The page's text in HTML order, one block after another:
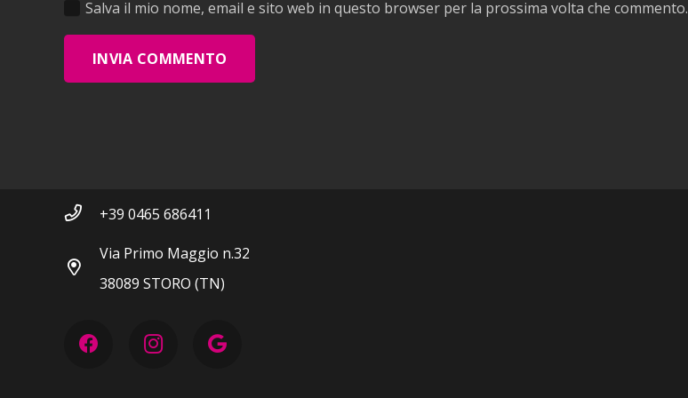
Salva il mio nome, email e sito web in questo browser per la prossima volta che commento.
INVIA COMMENTO
+39 0465 686411
Via Primo Maggio n.32
38089 STORO (TN)